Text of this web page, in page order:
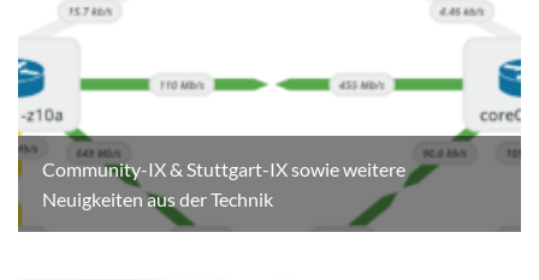
Community-IX & Stuttgart-IX sowie weitere
Neuigkeiten aus der Technik